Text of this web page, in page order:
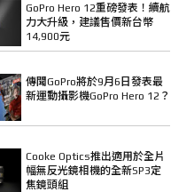
GoPro Hero 12重磅發表！續航
力大升級，建議售價新台幣
14,900元
傳聞GoPro將於9月6日發表最
新運動攝影機GoPro Hero 12？
Cooke Optics推出適用於全片
幅無反光鏡相機的全新SP3定
焦鏡頭組